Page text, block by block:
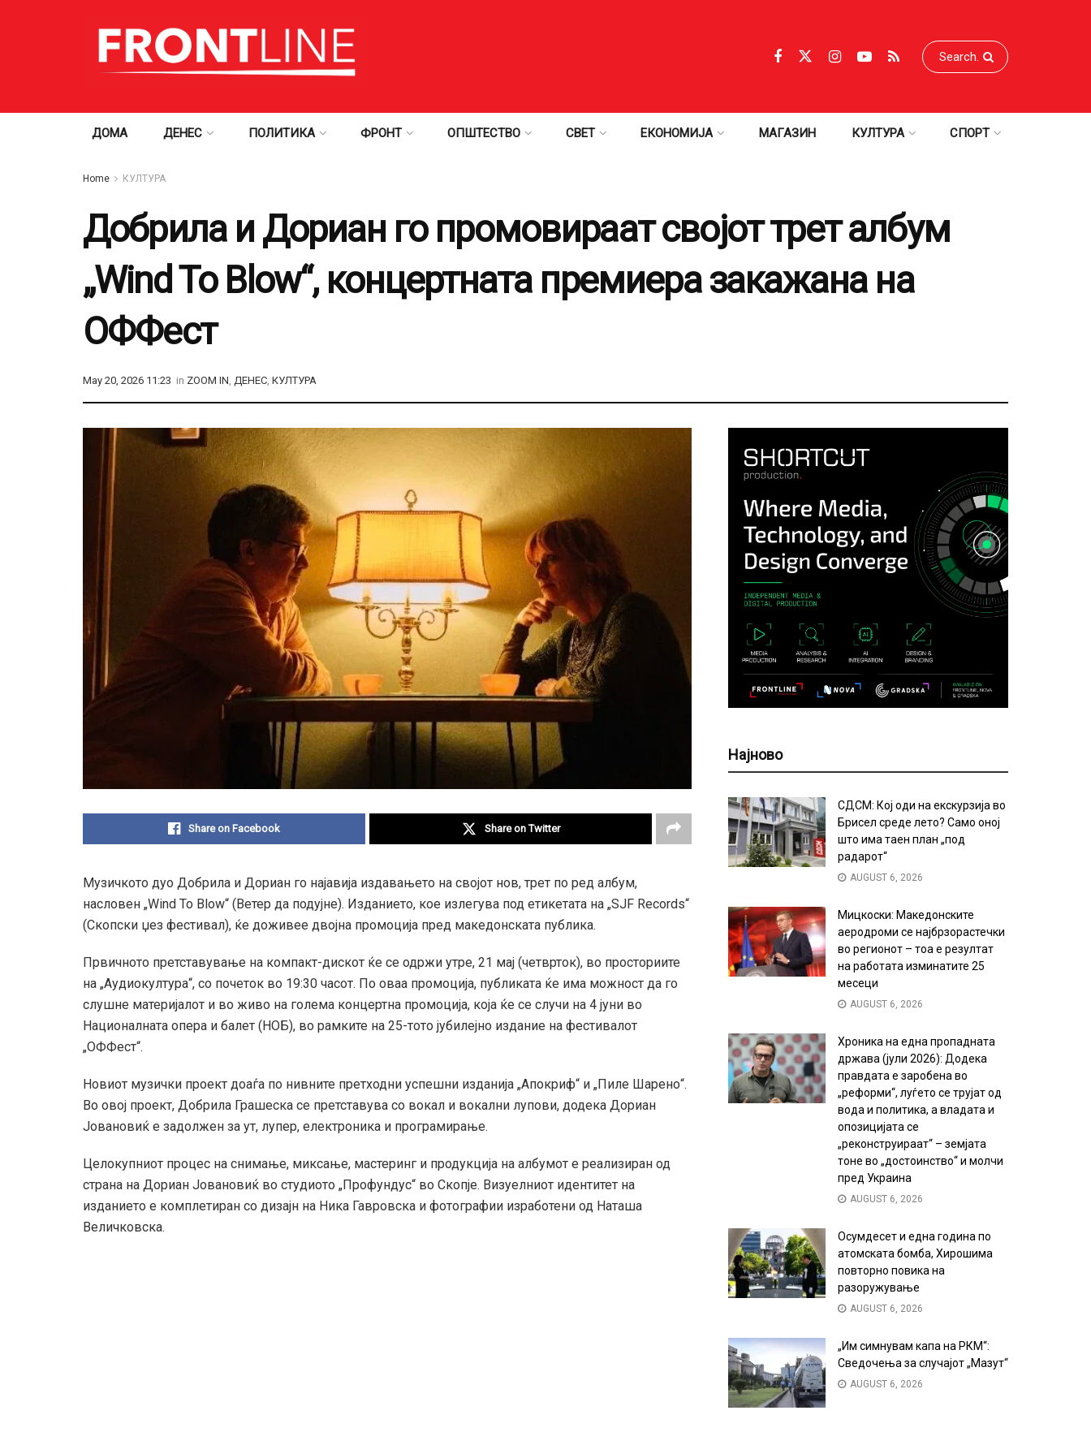
ДОМА ДЕНЕС ПОЛИТИКА ФРОНТ ОПШТЕСТВО СВЕТ ЕКОНОМИЈА МАГАЗИН КУЛТУРА СПОРТ
Home КУЛТУРА
Добрила и Дориан го промовираат својот трет албум
„Wind To Blow“, концертната премиера закажана на
ОФФест
May 20, 2026 11:23 in ZOOM IN, ДЕНЕС, КУЛТУРА
Share on Facebook Share on Twitter
Музичкото дуо Добрила и Дориан го најавија издавањето на својот нов, трет по ред албум,
насловен „Wind To Blow“ (Ветер да подујне). Изданието, кое излегува под етикетата на „SJF Records“
(Скопски џез фестивал), ќе доживее двојна промоција пред македонската публика.
Првичното претставување на компакт-дискот ќе се одржи утре, 21 мај (четврток), во просториите
на „Аудиокултура“, со почеток во 19:30 часот. По оваа промоција, публиката ќе има можност да го
слушне материјалот и во живо на голема концертна промоција, која ќе се случи на 4 јуни во
Националната опера и балет (НОБ), во рамките на 25-тото јубилејно издание на фестивалот
„ОФФест“.
Новиот музички проект доаѓа по нивните претходни успешни изданија „Апокриф“ и „Пиле Шарено“.
Во овој проект, Добрила Грашеска се претставува со вокал и вокални лупови, додека Дориан
Јовановиќ е задолжен за ут, лупер, електроника и програмирање.
Целокупниот процес на снимање, миксање, мастеринг и продукција на албумот е реализиран од
страна на Дориан Јовановиќ во студиото „Профундус“ во Скопје. Визуелниот идентитет на
изданието е комплетиран со дизајн на Ника Гавровска и фотографии изработени од Наташа
Величковска.
Најново
СДСМ: Кој оди на екскурзија во
Брисел среде лето? Само оној
што има таен план „под
радарот“
AUGUST 6, 2026
Мицкоски: Македонските
аеродроми се најбрзорастечки
во регионот – тоа е резултат
на работата изминатите 25
месеци
AUGUST 6, 2026
Хроника на една пропадната
држава (јули 2026): Додека
правдата е заробена во
„реформи“, луѓето се трујат од
вода и политика, а владата и
опозицијата се
„реконструираат“ – земјата
тоне во „достоинство“ и молчи
пред Украина
AUGUST 6, 2026
Осумдесет и една година по
атомската бомба, Хирошима
повторно повика на
разоружување
AUGUST 6, 2026
„Им симнувам капа на РКМ“:
Сведочења за случајот „Мазут“
AUGUST 6, 2026